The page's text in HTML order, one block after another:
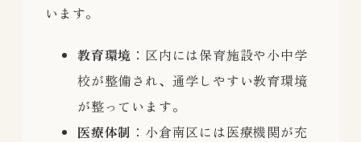
います。
教育環境 ：区内には保育施設や小中学
校が整備され、通学しやすい教育環境
が整っています。
医療体制 ：小倉南区には医療機関が充